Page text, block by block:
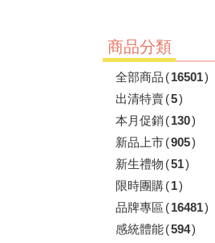
商品分類
全部商品 (16501)
出清特賣(5)
本月促銷(130)
新品上市(905)
新生禮物 (51)
限時團購(1)
品牌專區 (16481)
感統體能(594)